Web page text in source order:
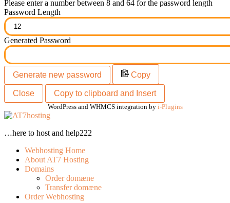
Please enter a number between 8 and 64 for the password length
Password Length
Generated Password
Generate new password Copy
Close Copy to clipboard and Insert
WordPress and WHMCS integration by i-Plugins
…here to host and help222
Webhosting Home
About AT7 Hosting
Domains
Order domæne
Transfer domæne
Order Webhosting